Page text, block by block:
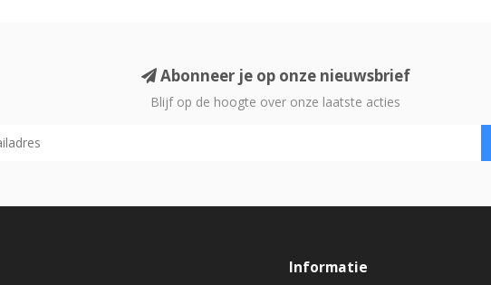
Abonneer je op onze nieuwsbrief
Blijf op de hoogte over onze laatste acties
Informatie